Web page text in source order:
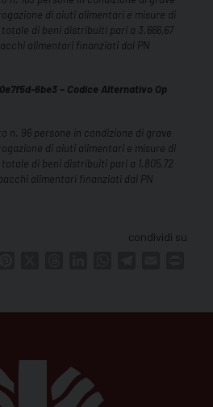
di aiuti alimentari e misure di
di beni distribuiti pari a 3.666,67
alimentari finanziati dal PN
6be3 – Codice Alternativo Op
n. 96 persone in condizione di grave
di aiuti alimentari e misure di
di beni distribuiti pari a 1.805,72
alimentari finanziati dal PN
condividi su